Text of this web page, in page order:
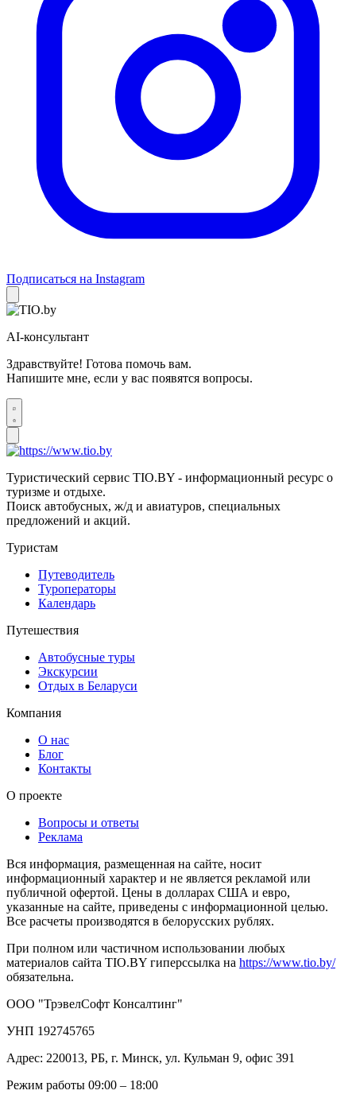
Подписаться на Instagram
AI-консультант
Здравствуйте! Готова помочь вам.
Напишите мне, если у вас появятся вопросы.
Туристический сервис TIO.BY - информационный ресурс о
туризме и отдыхе.
Поиск автобусных, ж/д и авиатуров, специальных
предложений и акций.
Туристам
Путеводитель
Туроператоры
Календарь
Путешествия
Автобусные туры
Экскурсии
Отдых в Беларуси
Компания
О нас
Блог
Контакты
О проекте
Вопросы и ответы
Реклама
Вся информация, размещенная на сайте, носит
информационный характер и не является рекламой или
публичной офертой. Цены в долларах США и евро,
указанные на сайте, приведены с информационной целью.
Все расчеты производятся в белорусских рублях.
При полном или частичном использовании любых
материалов сайта TIO.BY гиперссылка на https://www.tio.by/
обязательна.
ООО "ТрэвелСофт Консалтинг"
УНП 192745765
Адрес: 220013, РБ, г. Минск, ул. Кульман 9, офис 391
Режим работы 09:00 – 18:00